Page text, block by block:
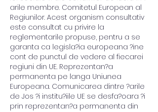
arile membre. Comitetul European al
Regiunilor. Acest organism consultativ
este consultat cu privire la
reglementarile propuse, pentru a se
garanta ca legisla?ia europeana ?ine
cont de punctul de vedere al fiecarei
regiuni din UE. Reprezentan?a
permanenta pe langa Uniunea
Europeana. Comunicarea dintre ?arile
de Jos ?i institu?iile UE se desfa?oara ?i
prin reprezentan?a permanenta din